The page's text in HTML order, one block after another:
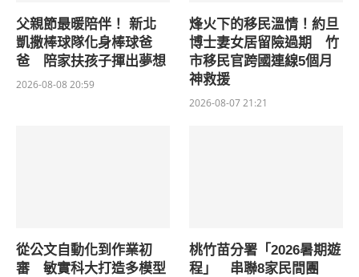
父親節最暖陪伴！ 新北
凱撒棒球隊化身棒球爸
爸 陪家扶孩子揮出夢想
2026-08-08 20:59
烽火下的移民溫情！約旦
博士妻女居留險過期 竹
市移民官跨國連線5個月
神救援
2026-08-07 21:21
從公文自動化到作業初
審 敏實科大打造多模型
桃竹苗分署「2026暑期遊
程」 串聯8家民間團